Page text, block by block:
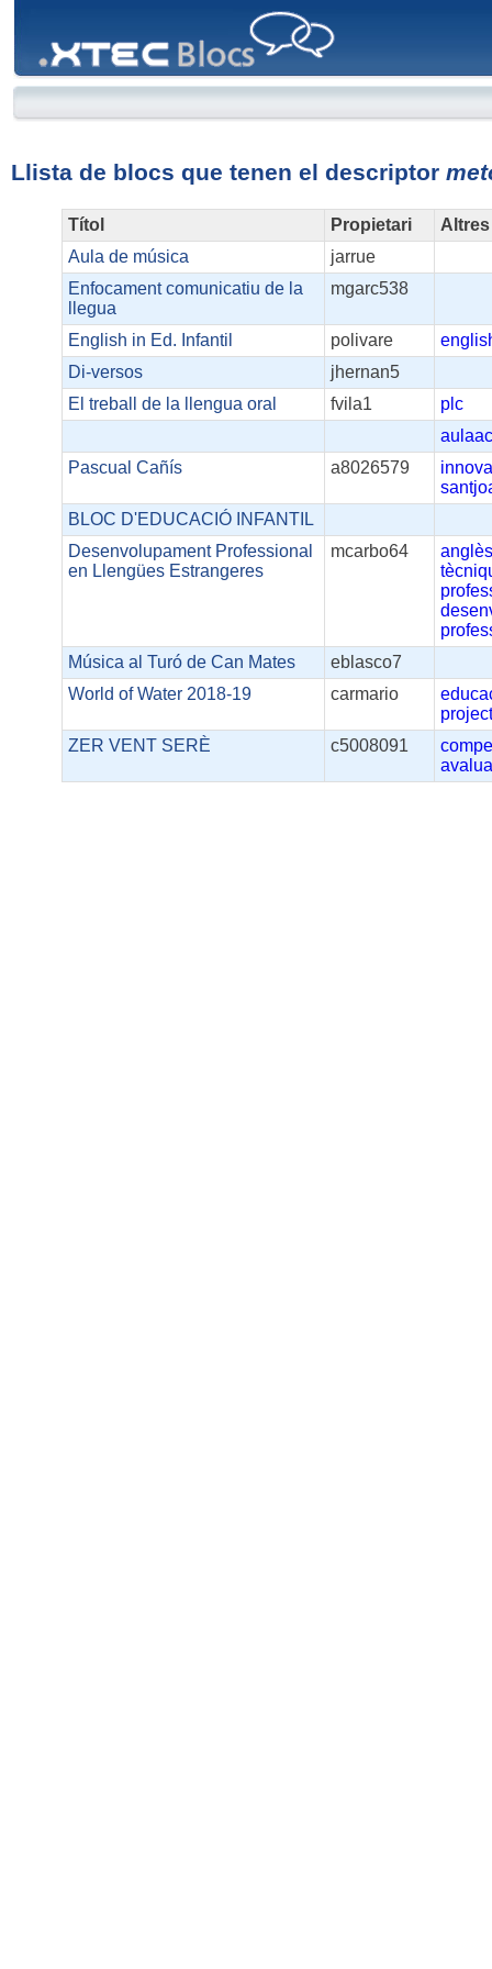
Llista de blocs que tenen el descriptor
Títol Propietari
Aula de música
jarrue
Enfocament comunicatiu de la
llegua
mgarc538
English in Ed. Infantil polivare
Di-versos
jhernan5
El treball de la llengua oral
fvila1
plc
Pascual Cañís
a8026579
BLOC D'EDUCACIÓ INFANTIL
Desenvolupament Professional
en Llengües Estrangeres
mcarbo64
Música al Turó de Can Mates
eblasco7
World of Water 2018-19
carmario
ZER VENT SERÈ
c5008091